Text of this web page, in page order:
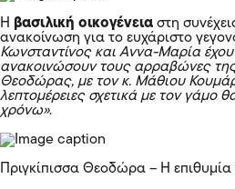
Η βασιλική οικογένεια στη
ανακοίνωση για το ευχάριστο
Κωνσταντίνος και Αννα-Μαρία
ανακοινώσουν τους αρραβώνες
Θεοδώρας, με τον κ. Μάθιου
λεπτομέρειες σχετικά µε τον γάμο
χρόνω».
Πριγκίπισσα Θεοδώρα – Η επιθυμία